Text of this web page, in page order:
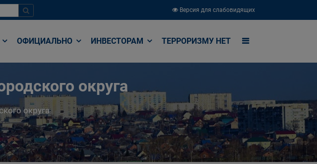
Версия для слабовидящих
ОФИЦИАЛЬНО ИНВЕСТОРАМ ТЕРРОРИЗМУ НЕТ
округа
округа